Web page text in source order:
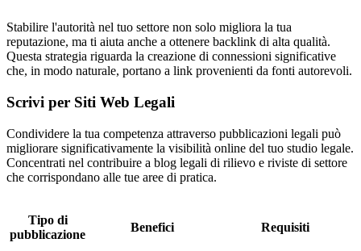
Stabilire l'autorità nel tuo settore non solo migliora la tua
reputazione, ma ti aiuta anche a ottenere backlink di alta qualità.
Questa strategia riguarda la creazione di connessioni significative
che, in modo naturale, portano a link provenienti da fonti autorevoli.
Scrivi per Siti Web Legali
Condividere la tua competenza attraverso pubblicazioni legali può
migliorare significativamente la visibilità online del tuo studio legale.
Concentrati nel contribuire a blog legali di rilievo e riviste di settore
che corrispondano alle tue aree di pratica.
Tipo di
pubblicazione
Benefici Requisiti